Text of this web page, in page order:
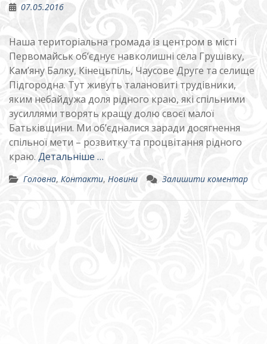
07.05.2016
Наша територіальна громада із центром в місті
Первомайськ об’єднує навколишні села Грушівку,
Кам’яну Балку, Кінецьпіль, Чаусове Друге та селище
Підгородна. Тут живуть талановиті трудівники,
яким небайдужа доля рідного краю, які спільними
зусиллями творять кращу долю своєї малої
Батьківщини. Ми об’єдналися заради досягнення
спільної мети – розвитку та процвітання рідного
краю. Детальніше …
Головна, Контакти, Новини Залишити коментар